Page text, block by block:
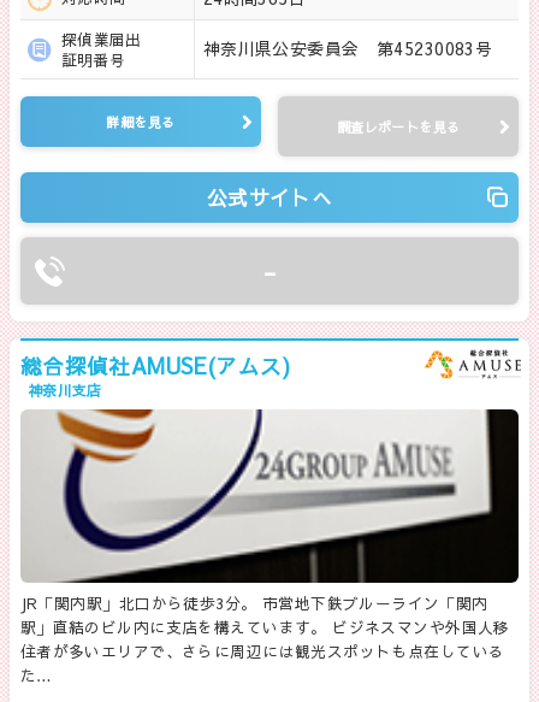
探偵業届出
証明番号
神奈川県公安委員会 第45230083号
詳細を見る 調査レポートを見る
公式サイトへ
-
総合探偵社AMUSE(アムス)
神奈川支店
JR「関内駅」北口から徒歩3分。 市営地下鉄ブルーライン「関内
駅」直結のビル内に支店を構えています。 ビジネスマンや外国人移
住者が多いエリアで、さらに周辺には観光スポットも点在している
た…